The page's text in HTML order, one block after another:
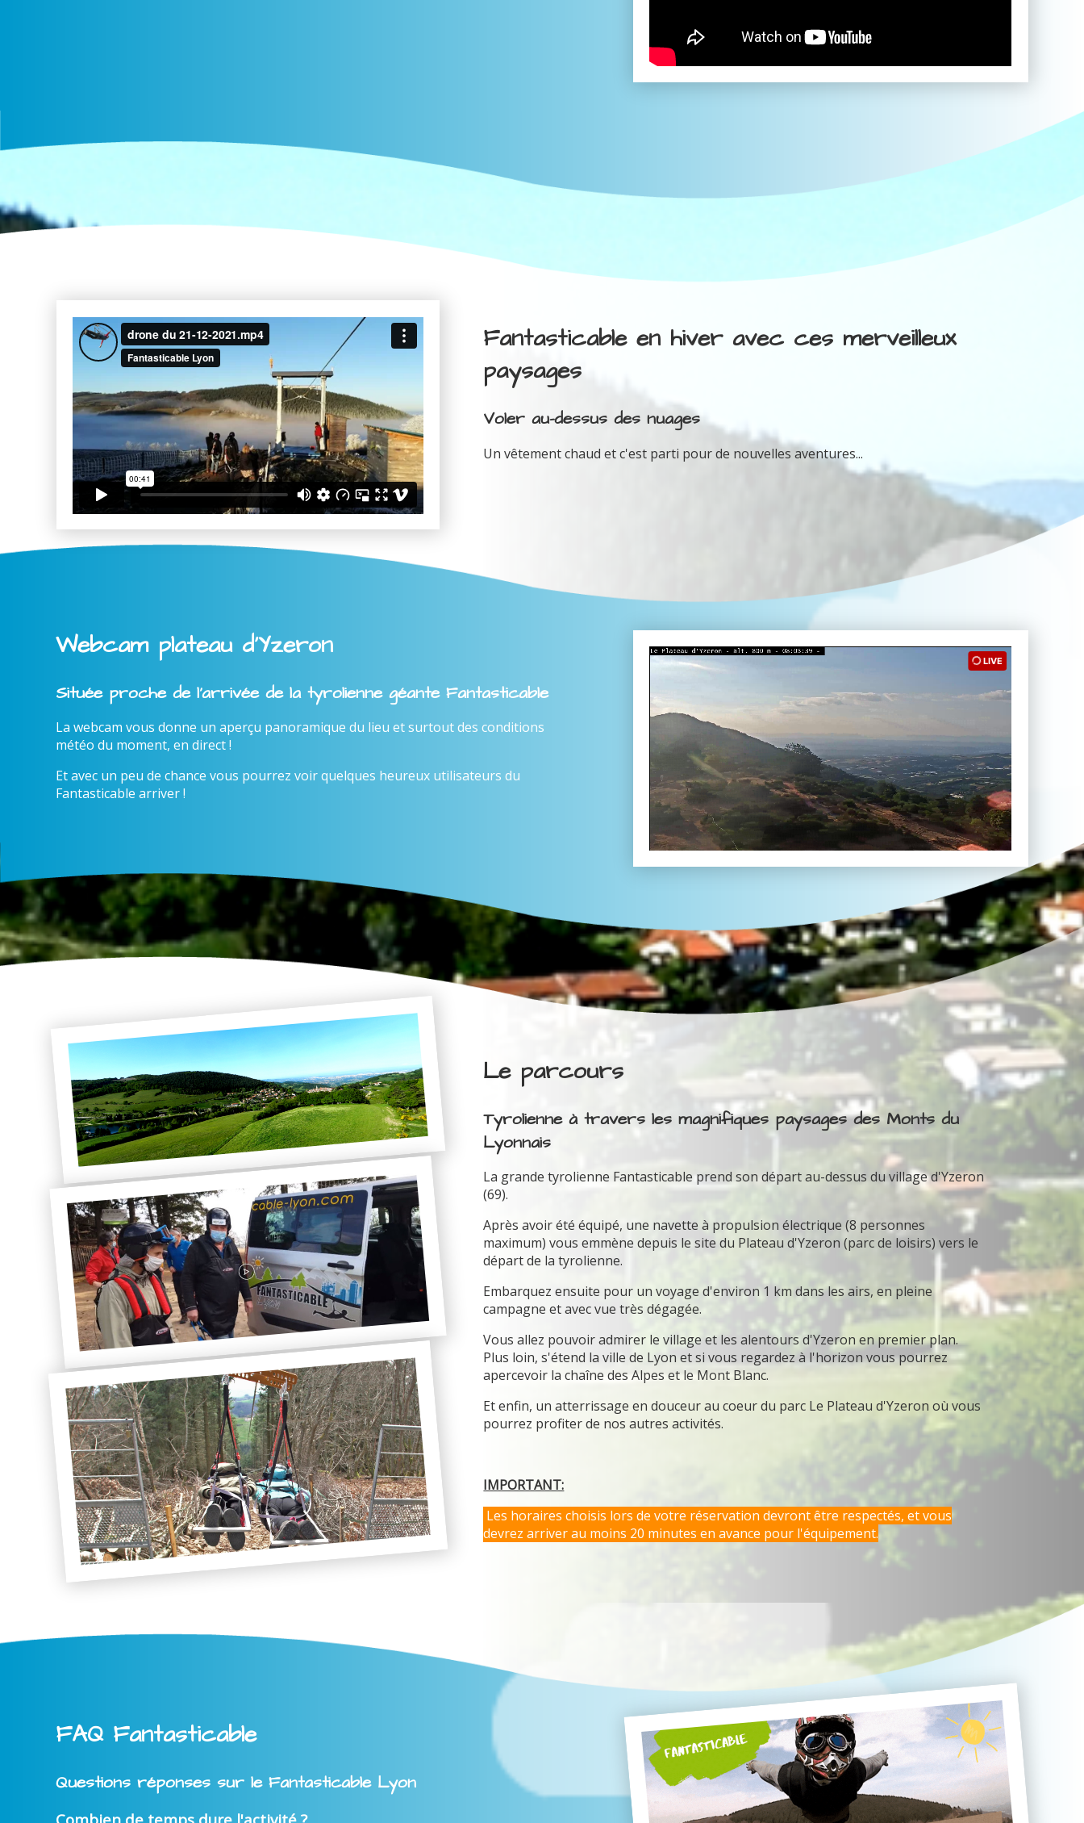
Fantasticable en hiver avec ces merveilleux
paysages
Voler au-dessus des nuages
Un vêtement chaud et c'est parti pour de nouvelles aventures...
Webcam plateau d'Yzeron
Située proche de l'arrivée de la tyrolienne géante Fantasticable
La webcam vous donne un aperçu panoramique du lieu et surtout des conditions
météo du moment, en direct !
Et avec un peu de chance vous pourrez voir quelques heureux utilisateurs du
Fantasticable arriver !
Le parcours
Tyrolienne à travers les magnifiques paysages des Monts du
Lyonnais
La grande tyrolienne Fantasticable prend son départ au-dessus du village d'Yzeron
(69).
Après avoir été équipé, une navette à propulsion électrique (8 personnes
maximum) vous emmène depuis le site du Plateau d'Yzeron (parc de loisirs) vers le
départ de la tyrolienne.
Embarquez ensuite pour un voyage d'environ 1 km dans les airs, en pleine
campagne et avec vue très dégagée.
Vous allez pouvoir admirer le village et les alentours d'Yzeron en premier plan.
Plus loin, s'étend la ville de Lyon et si vous regardez à l'horizon vous pourrez
apercevoir la chaîne des Alpes et le Mont Blanc.
Et enfin, un atterrissage en douceur au coeur du parc Le Plateau d'Yzeron où vous
pourrez profiter de nos autres activités.
IMPORTANT:
Les horaires choisis lors de votre réservation devront être respectés, et vous
devrez arriver au moins 20 minutes en avance pour l'équipement.
FAQ Fantasticable
Questions réponses sur le Fantasticable Lyon